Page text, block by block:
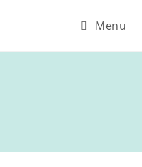
Menu